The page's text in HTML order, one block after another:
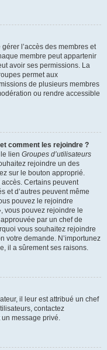
l’accès des membres et
membre peut appartenir
avoir ses permissions. La
permet aux
de plusieurs membres
ou rendre accessible
comment les rejoindre ?
lien Groupes d’utilisateurs
rejoindre un des
sur le bouton approprié.
Certains peuvent
et d’autres peuvent même
pouvez le rejoindre
vous pouvez rejoindre le
par un chef de
vous souhaitez rejoindre
votre demande. N’importunez
il a sûrement ses raisons.
il leur est attribué un chef
contactez
message privé.